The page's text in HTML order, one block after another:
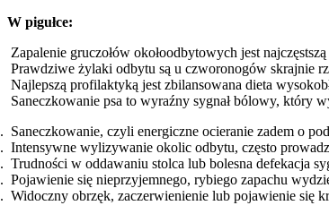
W pigułce:
Zapalenie gruczołów okołoodbytowych jest
Prawdziwe żylaki odbytu są u czworonogów skrajnie
Najlepszą profilaktyką jest zbilansowana dieta
Saneczkowanie psa to wyraźny sygnał bólowy, który
Saneczkowanie, czyli energiczne ocieranie zadem o
Intensywne wylizywanie okolic odbytu, często
Trudności w oddawaniu stolca lub bolesna defekacja
Pojawienie się nieprzyjemnego, rybiego zapachu
Widoczny obrzęk, zaczerwienienie lub pojawienie się